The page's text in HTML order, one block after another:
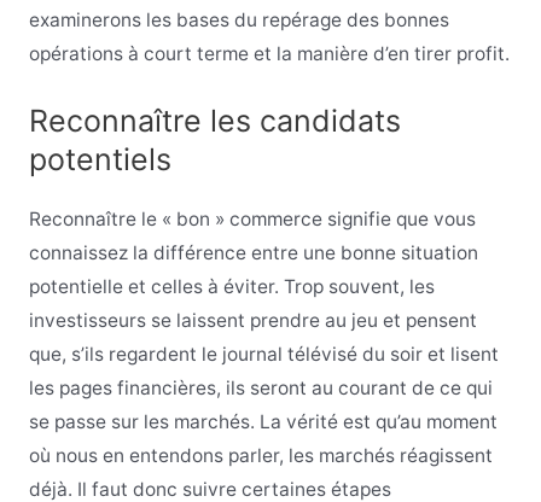
examinerons les bases du repérage des bonnes
opérations à court terme et la manière d’en tirer profit.
Reconnaître les candidats
potentiels
Reconnaître le « bon » commerce signifie que vous
connaissez la différence entre une bonne situation
potentielle et celles à éviter. Trop souvent, les
investisseurs se laissent prendre au jeu et pensent
que, s’ils regardent le journal télévisé du soir et lisent
les pages financières, ils seront au courant de ce qui
se passe sur les marchés. La vérité est qu’au moment
où nous en entendons parler, les marchés réagissent
déjà. Il faut donc suivre certaines étapes